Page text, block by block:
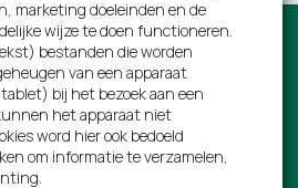
marketing doeleinden en de
wijze te doen functioneren.
bestanden die worden
van een apparaat
bij het bezoek aan een
het apparaat niet
word hier ook bedoeld
om informatie te verzamelen,